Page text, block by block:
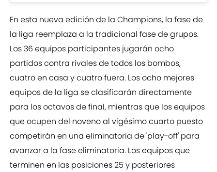
En esta nueva edición de la Champions, la fase de
la liga reemplaza a la tradicional fase de grupos.
Los 36 equipos participantes jugarán ocho
partidos contra rivales de todos los bombos,
cuatro en casa y cuatro fuera. Los ocho mejores
equipos de la liga se clasificarán directamente
para los octavos de final, mientras que los equipos
que ocupen del noveno al vigésimo cuarto puesto
competirán en una eliminatoria de 'play-off' para
avanzar a la fase eliminatoria. Los equipos que
terminen en las posiciones 25 y posteriores